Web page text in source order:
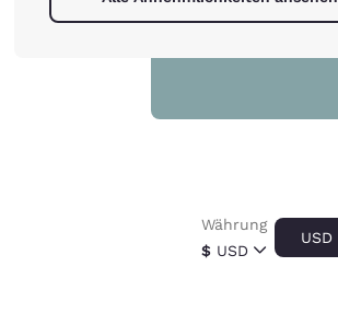
$ USD
Währung
USD